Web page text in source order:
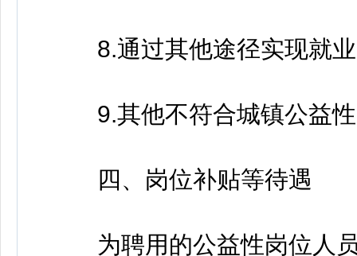
8.通过其他途径实现就业
9.其他不符合城镇公益性
四、岗位补贴等待遇
为聘用的公益性岗位人员